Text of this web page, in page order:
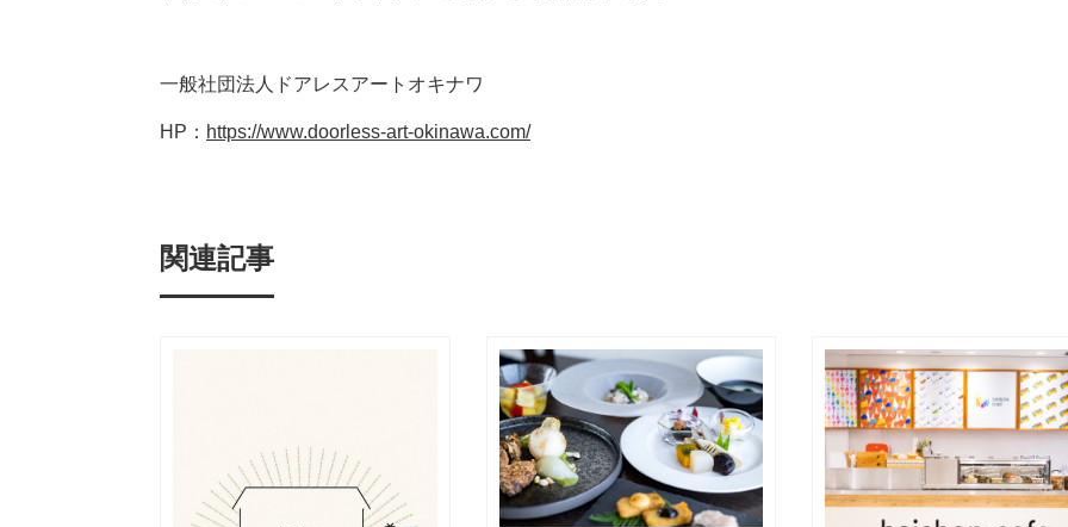
一般社団法人ドアレスアートオキナワ
HP： https://www.doorless-art-okinawa.com/
関連記事